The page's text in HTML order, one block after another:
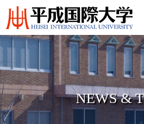
NEWS &